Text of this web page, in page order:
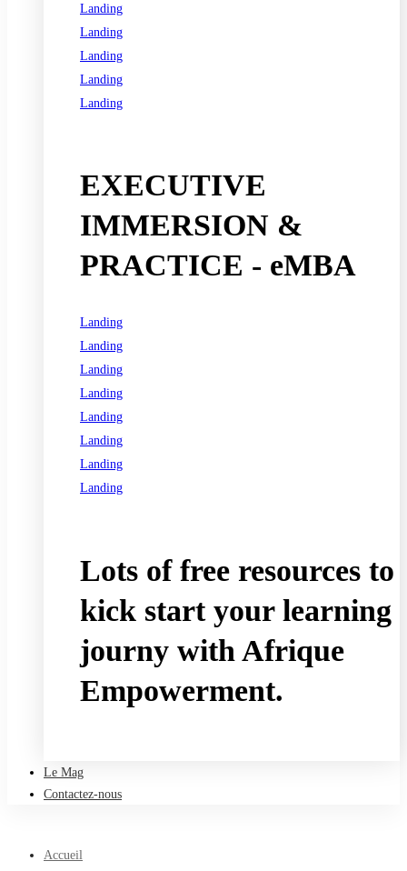
Landing
Landing
Landing
Landing
Landing
EXECUTIVE
IMMERSION &
PRACTICE - eMBA
Landing
Landing
Landing
Landing
Landing
Landing
Landing
Landing
Lots of free resources to
kick start your learning
journy with Afrique
Empowerment.
Le Mag
Contactez-nous
Accueil